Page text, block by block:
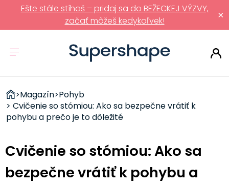
×
Ešte stále stíhaš – pridaj sa do BEŽECKEJ VÝZVY,
začať môžeš kedykoľvek!
ZDRAVÉ
RÝCHLOVKY
>Magazín>Pohyb
> Cvičenie so stómiou: Ako sa bezpečne vrátiť k
pohybu a prečo je to dôležité
Cvičenie so stómiou: Ako sa
bezpečne vrátiť k pohybu a